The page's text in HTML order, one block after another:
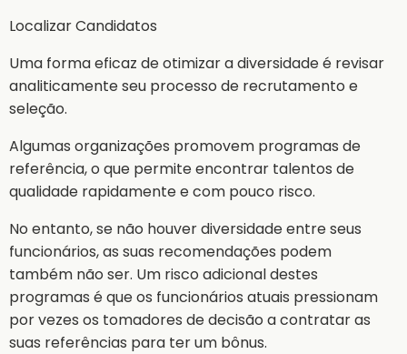
Localizar Candidatos
Uma forma eficaz de otimizar a diversidade é revisar
analiticamente seu processo de recrutamento e
seleção.
Algumas organizações promovem programas de
referência, o que permite encontrar talentos de
qualidade rapidamente e com pouco risco.
No entanto, se não houver diversidade entre seus
funcionários, as suas recomendações podem
também não ser. Um risco adicional destes
programas é que os funcionários atuais pressionam
por vezes os tomadores de decisão a contratar as
suas referências para ter um bônus.